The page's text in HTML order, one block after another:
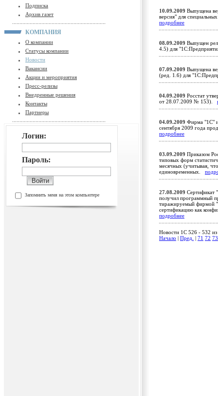
Подписка
Архив газет
КОМПАНИЯ
О компании
Статусы компании
Новости
Вакансии
Акции и мероприятия
Пресс-релизы
Внедренные решения
Контакты
Партнеры
Логин:
Пароль:
Запомнить меня на этом компьютере
10.09.2009 Выпущена
версия" для
подробнее
08.09.2009 Выпущен
4.5) для
07.09.2009 Выпущена
(ред. 1.6) для
04.09.2009 Росстат
от 28.07.2009 № 153).
04.09.2009 Фирма "1С"
сентября 2009 года
подробнее
03.09.2009 Приказом
типовых форм
месячных (учитывая,
единовременных.
27.08.2009 Сертификат
получил программный
тиражируемый фирмой
сертификацию как
подробнее
Новости 1C 526 - 532
Начало
Пред. 71 72 73